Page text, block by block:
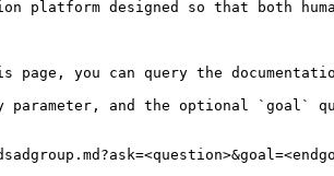
platform designed so that both
you can query the
parameter, and the optional `goal`